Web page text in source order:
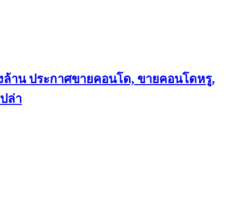
าน ประกาศขายคอนโด, ขายคอนโดหรู,
ล่า